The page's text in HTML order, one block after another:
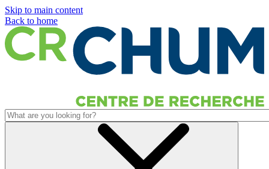
Skip to main content
Back to home